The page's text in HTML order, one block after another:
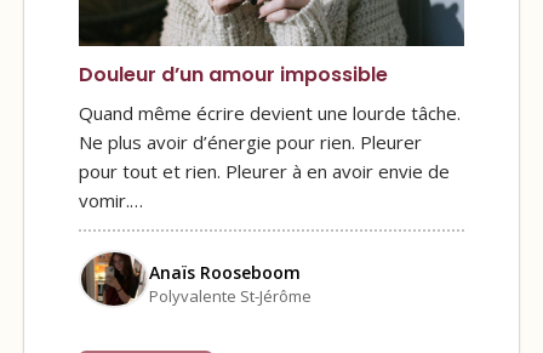
Douleur d’un amour impossible
Quand même écrire devient une lourde tâche.
Ne plus avoir d’énergie pour rien. Pleurer
pour tout et rien. Pleurer à en avoir envie de
vomir.…
Anaïs Rooseboom
Polyvalente St-Jérôme